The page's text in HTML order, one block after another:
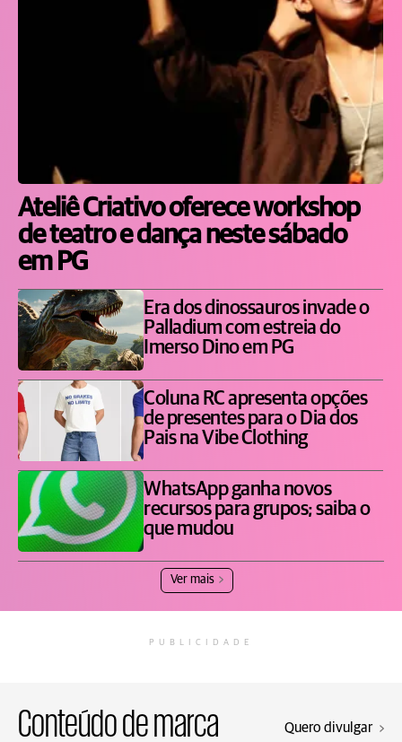
Ateliê Criativo oferece workshop
de teatro e dança neste sábado
em PG
Era dos dinossauros invade o
Palladium com estreia do
Imerso Dino em PG
Coluna RC apresenta opções
de presentes para o Dia dos
Pais na Vibe Clothing
WhatsApp ganha novos
recursos para grupos; saiba o
que mudou
Ver mais
PUBLICIDADE
Conteúdo de marca Quero divulgar